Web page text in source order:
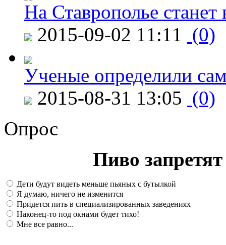
На Ставрополье
2015-09-02 11:11 (0)
Ученые определили
2015-08-31 13:05 (0)
Опрос
Пиво
Дети будут видеть меньше пьяных с бутылкой
Я думаю, ничего не изменится
Придется пить в специализированных заведениях
Наконец-то под окнами будет тихо!
Мне все равно...